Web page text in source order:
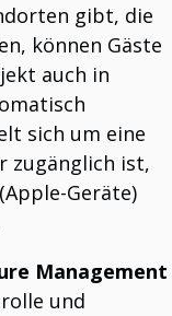
gibt, die
können Gäste
auch in
sich um eine
zugänglich ist,
Geräte)
Management
und